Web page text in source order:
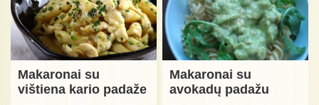
Makaronai su
vištiena kario padaže
Makaronai su
avokadų padažu